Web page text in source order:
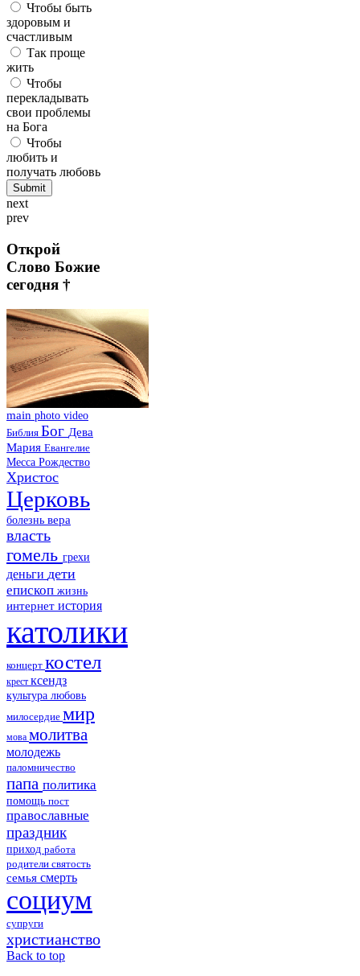
Чтобы быть
здоровым и
счастливым
Так проще
жить
Чтобы
перекладывать
свои проблемы
на Бога
Чтобы
любить и
получать любовь
next
prev
Открой
Слово Божие
сегодня †
main photo video
Библия Бог Дева
Мария Евангелие
Месса Рождество
Христос
Церковь
болезнь вера
власть
гомель грехи
деньги дети
епископ жизнь
интернет история
католики
концерт костел
крест ксендз
культура любовь
милосердие мир
мова молитва
молодежь
паломничество
папа политика
помощь пост
православные
праздник
приход работа
родители святость
семья смерть
социум
супруги
христианство
Back to top